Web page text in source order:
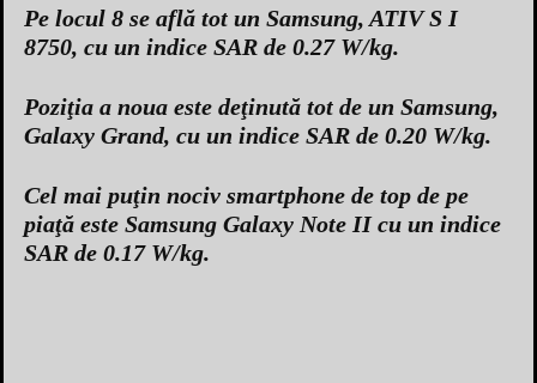
Pe locul 8 se află tot un Samsung, ATIV S I
8750, cu un indice SAR de 0.27 W/kg.
Poziţia a noua este deţinută tot de un Samsung,
Galaxy Grand, cu un indice SAR de 0.20 W/kg.
Cel mai puţin nociv smartphone de top de pe
piaţă este Samsung Galaxy Note II cu un indice
SAR de 0.17 W/kg.